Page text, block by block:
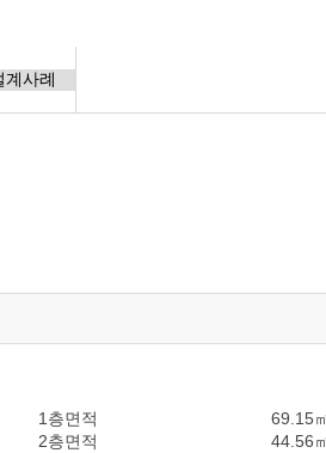
1층면적
69.15
2층면적
44.56